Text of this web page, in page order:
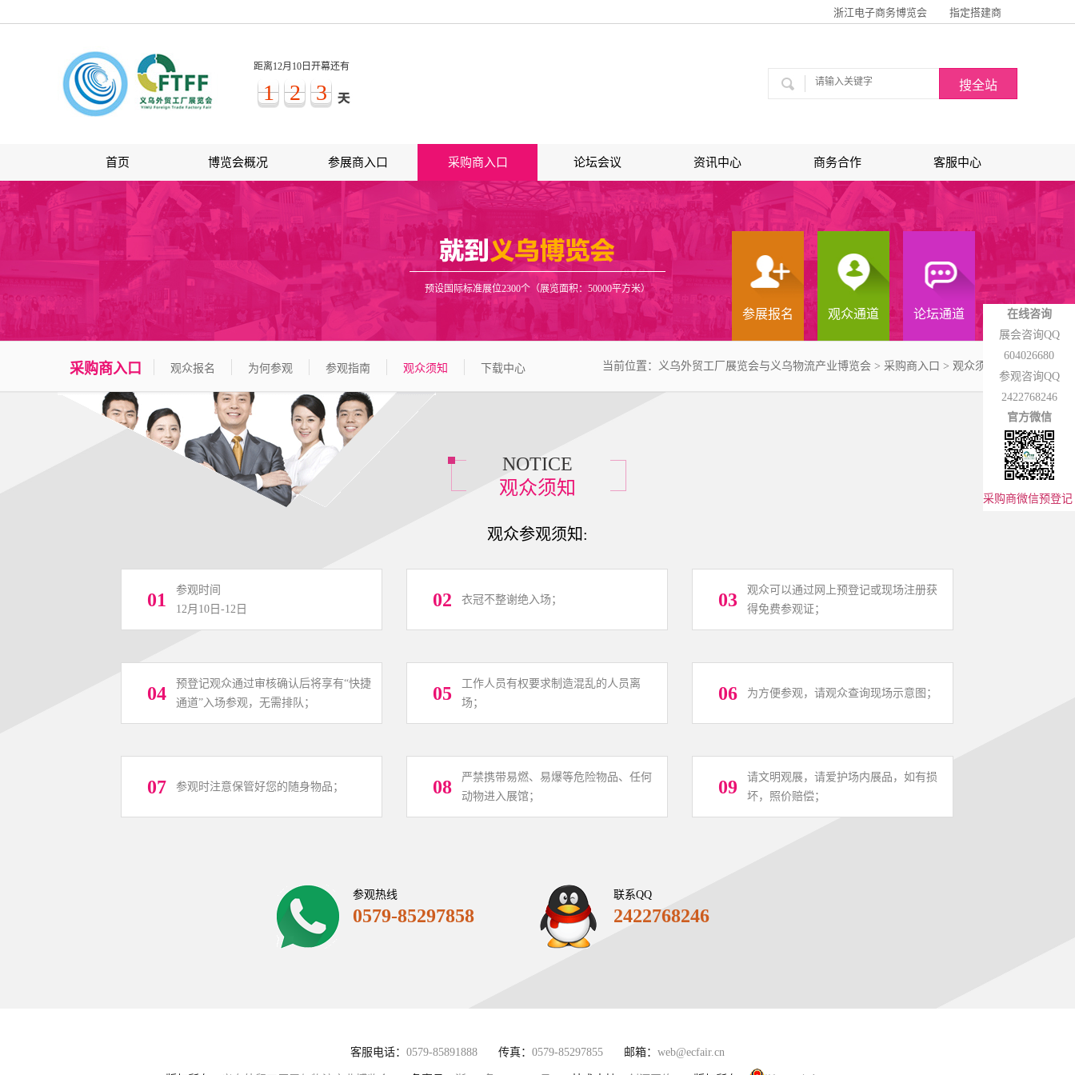
浙江电子商务博览会 指定搭建商
距离12月10日开幕还有
1 2 3
首页 博览会概况 参展商入口 采购商入口 论坛会议 资讯中心 商务合作 客服中心
预设国际标准展位2300个（展览面积：50000平方米）
参展报名 观众通道 论坛通道
采购商入口 观众报名 为何参观 参观指南 观众须知 下载中心 当前位置： 义乌外贸工厂展览会与义乌物流产业博览会 > 采购商入口 > 观众须知
NOTICE
观众须知
观众参观须知:
01
参观时间
12月10日-12日
02 衣冠不整谢绝入场； 03
观众可以通过网上预登记或现场注册获
得免费参观证；
04
预登记观众通过审核确认后将享有“快捷
通道”入场参观，无需排队；
05
工作人员有权要求制造混乱的人员离
场；
06 为方便参观，请观众查询现场示意图；
07 参观时注意保管好您的随身物品； 08
严禁携带易燃、易爆等危险物品、任何
动物进入展馆；
09
请文明观展，请爱护场内展品，如有损
坏，照价赔偿；
参观热线
0579-85297858
联系QQ
2422768246
客服电话： 0579-85891888 传真： 0579-85297855 邮箱： web@ecfair.cn
在线咨询
展会咨询QQ
604026680
参观咨询QQ
2422768246
官方微信
采购商微信预登记